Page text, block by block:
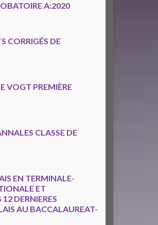
A:2020
CORRIGÉS DE
VOGT PREMIÈRE
CLASSE DE
EN TERMINALE-
ET
DERNIERES
AU BACCALAUREAT-